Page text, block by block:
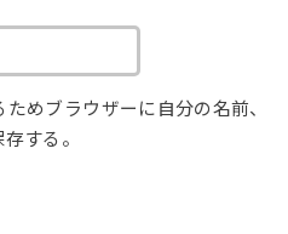
めブラウザーに自分の名前、
する。